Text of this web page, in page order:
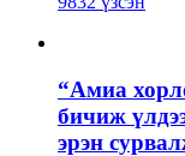
“Амиа
бичиж
эрэн